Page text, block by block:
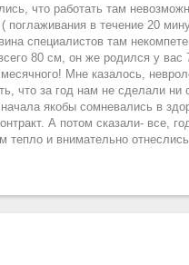
что работать там
поглаживания в течение 20
специалистов там
80 см, он же родился у
Мне казалось,
что за год нам не сделали
якобы сомневались в
А потом сказали-
тепло и внимательно